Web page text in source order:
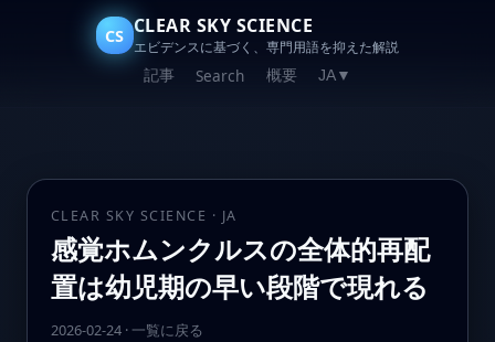
CS CLEAR SKY SCIENCE
エビデンスに基づく、専門用語を抑えた解説
記事 Search 概要 JA▼
CLEAR SKY SCIENCE · JA
感覚ホムンクルスの全体的再配
置は幼児期の早い段階で現れる
2026-02-24· 一覧に戻る